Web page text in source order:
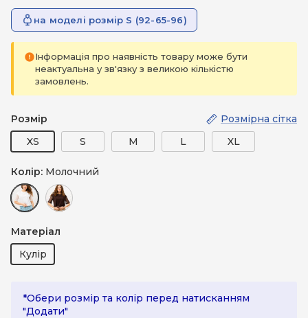
на моделі розмір S (92-65-96)
Інформація про наявність товару може бути
неактуальна у зв'язку з великою кількістю
замовлень.
Розмір
Розмірна сітка
XS
S M L XL
Колір: Молочний
Матеріал
Кулір
*Обери розмір та колір перед натисканням
"Додати"